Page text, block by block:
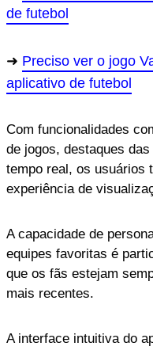
de futebol
Preciso ver o jogo
aplicativo de futebol
Com funcionalidades
de jogos, destaques
tempo real, os usuários
experiência de
A capacidade de
equipes favoritas é
que os fãs estejam
mais recentes.
A interface intuitiva do